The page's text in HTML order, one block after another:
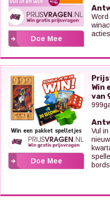
Doe Mee
acties
Doe Mee
Win
van
Vul